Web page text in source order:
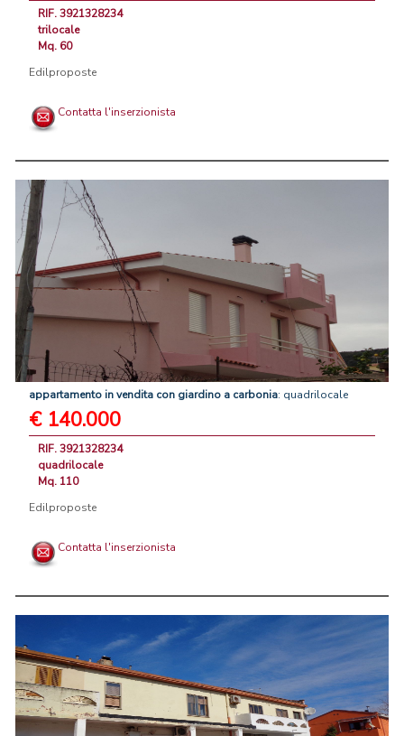
RIF. 3921328234
trilocale
Mq. 60
Edilproposte
Contatta l'inserzionista
appartamento invendita con giardino a carbonia: quadrilocale
€ 140.000
RIF. 3921328234
quadrilocale
Mq. 110
Edilproposte
Contatta l'inserzionista